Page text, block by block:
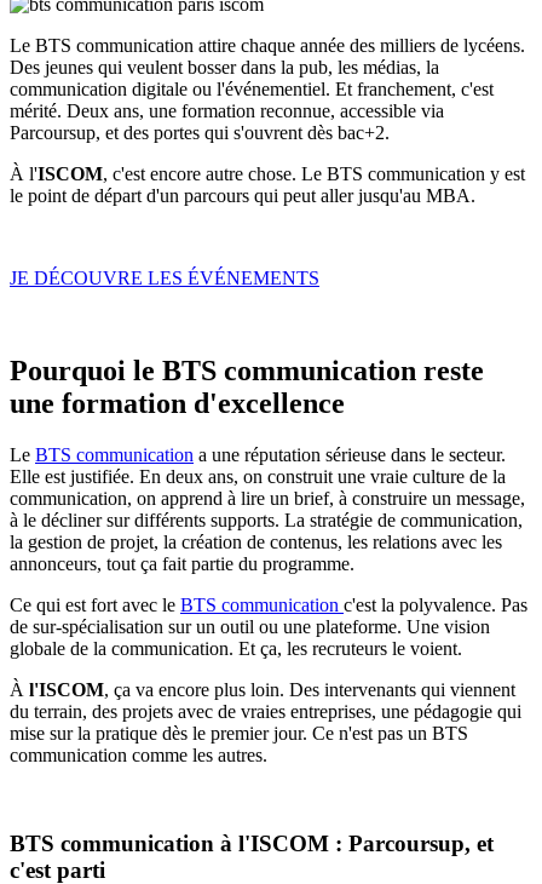
Le BTS communication attire chaque année des milliers de lycéens.
Des jeunes qui veulent bosser dans la pub, les médias, la
communication digitale ou l'événementiel. Et franchement, c'est
mérité. Deux ans, une formation reconnue, accessible via
Parcoursup, et des portes qui s'ouvrent dès bac+2.
À l'ISCOM, c'est encore autre chose. Le BTS communication y est
le point de départ d'un parcours qui peut aller jusqu'au MBA.
JE DÉCOUVRE LES ÉVÉNEMENTS
Pourquoi le BTS communication reste
une formation d'excellence
Le BTS communication a une réputation sérieuse dans le secteur.
Elle est justifiée. En deux ans, on construit une vraie culture de la
communication, on apprend à lire un brief, à construire un message,
à le décliner sur différents supports. La stratégie de communication,
la gestion de projet, la création de contenus, les relations avec les
annonceurs, tout ça fait partie du programme.
Ce qui est fort avec le BTS communication c'est la polyvalence. Pas
de sur-spécialisation sur un outil ou une plateforme. Une vision
globale de la communication. Et ça, les recruteurs le voient.
À l'ISCOM, ça va encore plus loin. Des intervenants qui viennent
du terrain, des projets avec de vraies entreprises, une pédagogie qui
mise sur la pratique dès le premier jour. Ce n'est pas un BTS
communication comme les autres.
BTS communication à l'ISCOM : Parcoursup, et
c'est parti